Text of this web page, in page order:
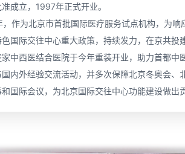
成立，1997年正式开业。
作为北京市首批国际医疗服务试点机构，为响
国际交往中心重大政策，持续发力，在京共投
中西医结合医院于今年重装开业，助力首都中
内外经验交流活动，并多次保障北京冬奥会、
国际会议，为北京国际交往中心功能建设做出